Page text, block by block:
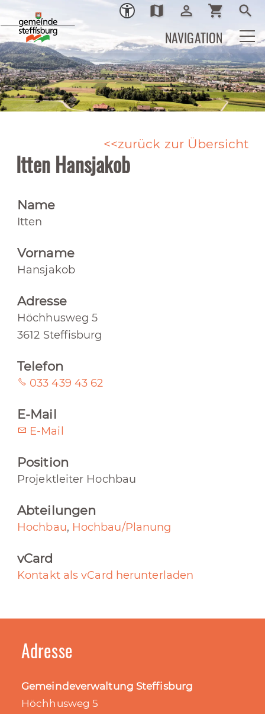
Ortsplan
map Login
person_outline shopping_cart search
NAVIGATION
zurück zur Übersicht
Itten Hansjakob
Name
Itten
Vorname
Hansjakob
Adresse
Höchhusweg 5
3612 Steffisburg
Telefon
033 439 43 62
E-Mail
E-Mail
Position
Projektleiter Hochbau
Abteilungen
Hochbau, Hochbau/Planung
vCard
Kontakt als vCard herunterladen
Adresse
Gemeindeverwaltung Steffisburg
Höchhusweg 5